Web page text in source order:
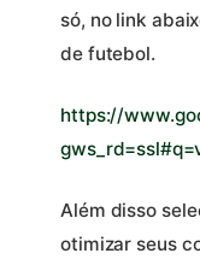
só, no link
de futebol.
https://
Além disso
otimizar seus